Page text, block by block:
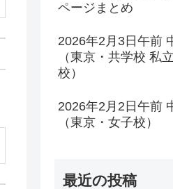
ページまとめ
2026年2月3日午前
（東京・共学校 私
校）
2026年2月2日午前
（東京・女子校）
最近の投稿